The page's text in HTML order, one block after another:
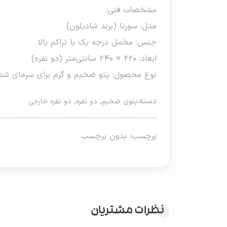
مشخصات فنی:
مدل: سورنا (برند شادیلون)
جنس: مخمل درجه یک با تراکم بالا
ابعاد: ۲۲۰ × ۲۴۰ سانتی‌متر (دو نفره)
نوع محصول: پتو ضخیم و گرم برای سرمای
دسته:پتوی ضخیم, دو نفره, دو نفره خارجی
برچسب: بدون برچسب
نظرات مشتریان